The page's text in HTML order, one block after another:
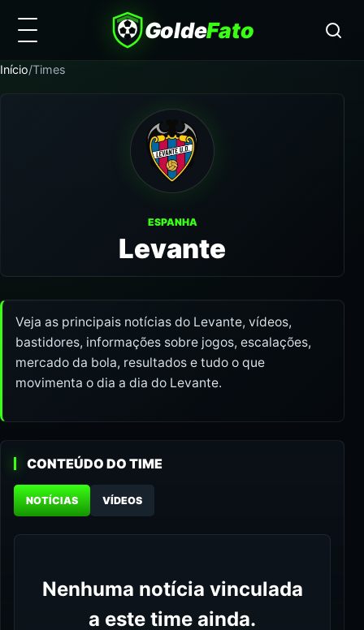
GoldeFato
Início/Times
ESPANHA
Levante
Veja as principais notícias do Levante, vídeos,
bastidores, informações sobre jogos, escalações,
mercado da bola, resultados e tudo o que
movimenta o dia a dia do Levante.
CONTEÚDO DO TIME
NOTÍCIAS VÍDEOS
Nenhuma notícia vinculada
a este time ainda.